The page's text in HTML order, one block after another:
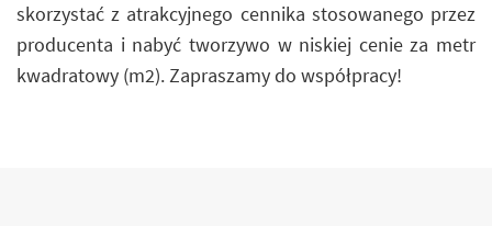
skorzystać z atrakcyjnego cennika stosowanego przez
producenta i nabyć tworzywo w niskiej cenie za metr
kwadratowy (m2). Zapraszamy do współpracy!